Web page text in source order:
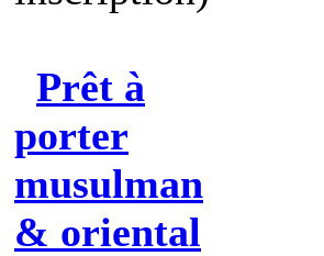
Prêt à
porter
musulman
& oriental